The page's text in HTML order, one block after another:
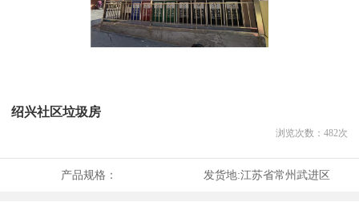
绍兴社区垃圾房
浏览次数： 482次
产品规格： 发货地:江苏省常州武进区